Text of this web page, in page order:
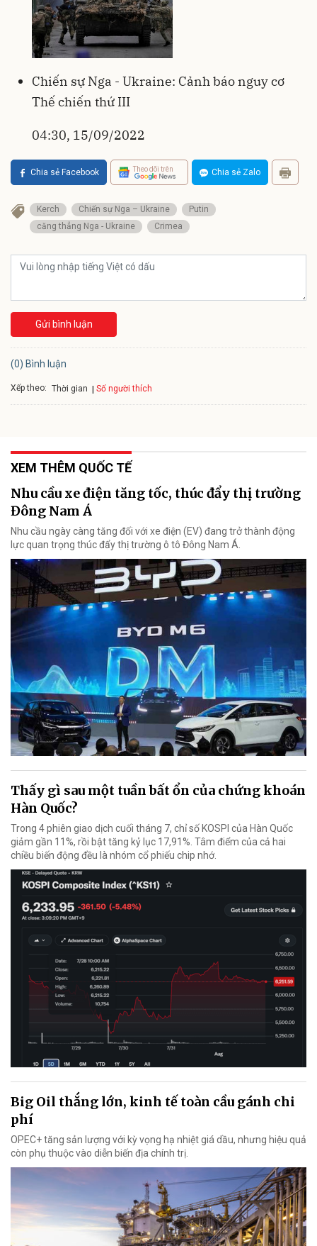
Chiến sự Nga - Ukraine: Cảnh báo nguy cơ
Thế chiến thứ III
04:30, 15/09/2022
Chia sẻ Facebook Theo dõi trên Chia sẻ Zalo
Kerch Chiến sự Nga – Ukraine
Putin
căng thẳng Nga - Ukraine
Crimea
Gửi bình luận
(0) Bình luận
Xếp theo: Thời gian Số người thích
XEM THÊM QUỐC TẾ
Nhu cầu xe điện tăng tốc, thúc đẩy thị trường
Đông Nam Á
Nhu cầu ngày càng tăng đối với xe điện (EV) đang trở thành động
lực quan trọng thúc đẩy thị trường ô tô Đông Nam Á.
Thấy gì sau một tuần bất ổn của chứng khoán
Hàn Quốc?
Trong 4 phiên giao dịch cuối tháng 7, chỉ số KOSPI của Hàn Quốc
giảm gần 11%, rồi bật tăng kỷ lục 17,91%. Tâm điểm của cả hai
chiều biến động đều là nhóm cổ phiếu chip nhớ.
Big Oil thắng lớn, kinh tế toàn cầu gánh chi
phí
OPEC+ tăng sản lượng với kỳ vọng hạ nhiệt giá dầu, nhưng hiệu quả
còn phụ thuộc vào diễn biến địa chính trị.